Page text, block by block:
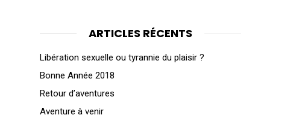
ARTICLES RÉCENTS
Libération sexuelle ou tyrannie du plaisir ?
Bonne Année 2018
Retour d’aventures
Aventure à venir